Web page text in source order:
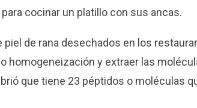
cocinar un platillo con sus ancas.
de rana desechados en los
homogeneización y extraer las
que tiene 23 péptidos o moléculas